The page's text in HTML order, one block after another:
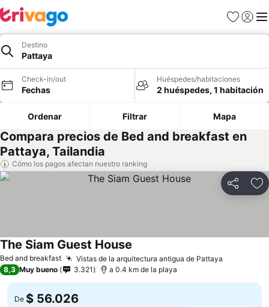
Favoritos
Iniciar
Destino
Pattaya
Check-in/out
Fechas
Huéspedes/habitaciones
2 huéspedes, 1 habitación
Ordenar Filtrar Mapa
Compara precios de Bed and breakfast en
Pattaya, Tailandia
Cómo los pagos afectan nuestro ranking
Compartir
Bed and breakfast Vistas de la arquitectura antigua de Pattaya
The Siam Guest House
8,3 Muy bueno 3.321 a 0.4 km de la playa
De $ 56.026